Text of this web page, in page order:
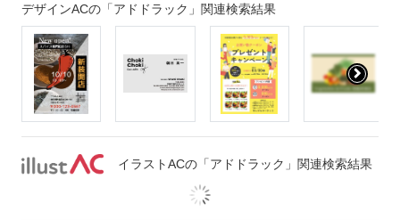
デザインACの「アドドラック」関連検索結果
イラストACの「アドドラック」関連検索結果